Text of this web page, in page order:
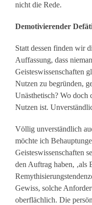
nicht die Rede.
Demotivierender
Statt dessen finden wir
Auffassung, dass
Geisteswissenschaften
Nutzen zu begründen,
Unästhetisch? Wo doch
Nutzen ist.
Völlig unverständlich
möchte ich
Geisteswissenschaften
den Auftrag haben, ‚als
Gewiss, solche
oberflächlich. Die